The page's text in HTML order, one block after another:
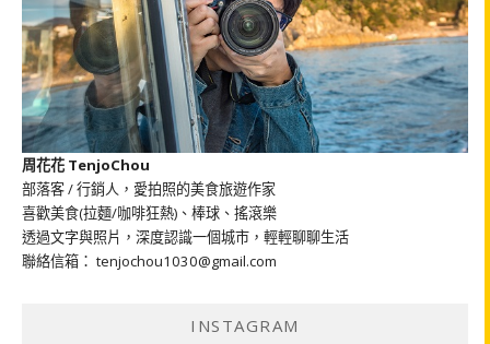
周花花 TenjoChou
部落客 / 行銷人，愛拍照的美食旅遊作家
喜歡美食(拉麵/咖啡狂熱)、棒球、搖滾樂
透過文字與照片，深度認識一個城市，輕輕聊聊生活
聯絡信箱： tenjochou1030@gmail.com
INSTAGRAM